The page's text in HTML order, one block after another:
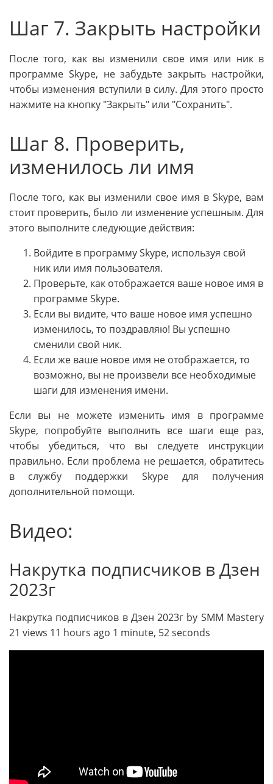
Шаг 7. Закрыть настройки
После того, как вы изменили свое имя или ник в
программе Skype, не забудьте закрыть настройки,
чтобы изменения вступили в силу. Для этого просто
нажмите на кнопку "Закрыть" или "Сохранить".
Шаг 8. Проверить,
изменилось ли имя
После того, как вы изменили свое имя в Skype, вам
стоит проверить, было ли изменение успешным. Для
этого выполните следующие действия:
Войдите в программу Skype, используя свой
ник или имя пользователя.
Проверьте, как отображается ваше новое имя в
программе Skype.
Если вы видите, что ваше новое имя успешно
изменилось, то поздравляю! Вы успешно
сменили свой ник.
Если же ваше новое имя не отображается, то
возможно, вы не произвели все необходимые
шаги для изменения имени.
Если вы не можете изменить имя в программе
Skype, попробуйте выполнить все шаги еще раз,
чтобы убедиться, что вы следуете инструкции
правильно. Если проблема не решается, обратитесь
в службу поддержки Skype для получения
дополнительной помощи.
Видео:
Накрутка подписчиков в Дзен
2023г
Накрутка подписчиков в Дзен 2023г by SMM Mastery
21 views 11 hours ago 1 minute, 52 seconds